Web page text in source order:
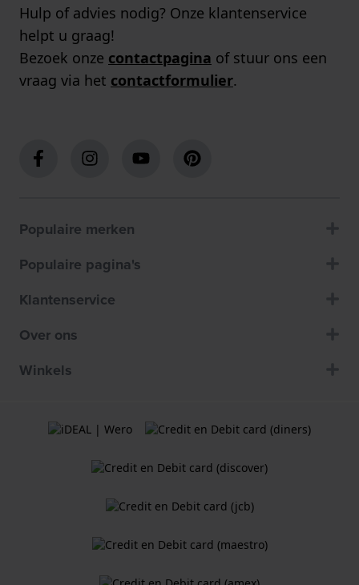
Hulp of advies nodig? Onze klantenservice
helpt u graag!
Bezoek onze contactpagina of stuur ons een
vraag via het contactformulier.
Populaire merken
Populaire pagina's
Klantenservice
Over ons
Winkels